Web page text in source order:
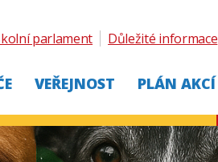
VEŘEJNOST PLÁN AKCÍ
parlament Důležité informace